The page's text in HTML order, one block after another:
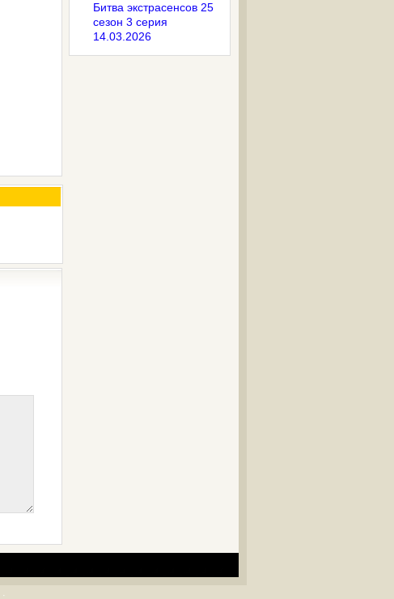
Битва экстрасенсов 25
сезон 3 серия
14.03.2026
·